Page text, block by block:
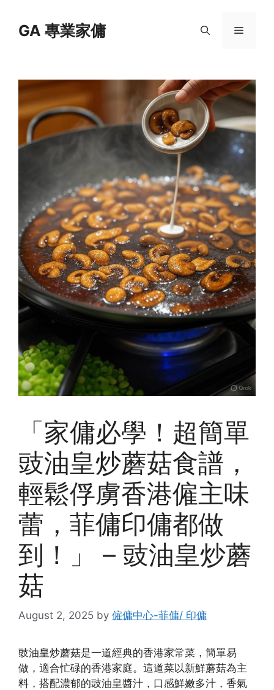
contentGA 專業家傭 Menu
「家傭必學！超簡單
豉油皇炒蘑菇食譜，
輕鬆俘虜香港僱主味
蕾，菲傭印傭都做
到！」 – 豉油皇炒蘑
菇
August 2, 2025 by 僱傭中心-菲傭/ 印傭
豉油皇炒蘑菇是一道經典的香港家常菜，簡單易
做，適合忙碌的香港家庭。這道菜以新鮮蘑菇為主
料，搭配濃郁的豉油皇醬汁，口感鮮嫩多汁，香氣